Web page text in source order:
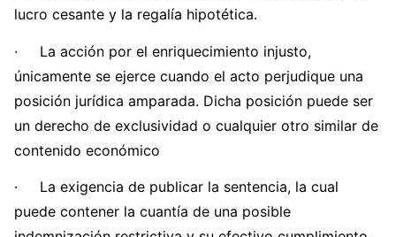
lucro cesante y la regalía hipotética.
· La acción por el enriquecimiento injusto,
únicamente se ejerce cuando el acto perjudique una
posición jurídica amparada. Dicha posición puede ser
un derecho de exclusividad o cualquier otro similar de
contenido económico
· La exigencia de publicar la sentencia, la cual
puede contener la cuantía de una posible